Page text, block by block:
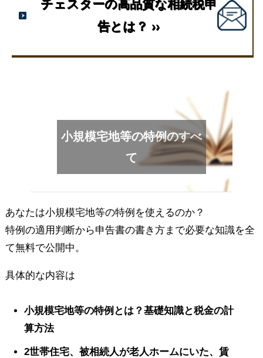
チェスターの高品質な相続税申
告とは？ ››
小規模宅地等の特例のすべ
て
あなたは小規模宅地等の特例を使えるのか？
特例の適用判断から申告書の書き方まで必要な知識を全
て無料で公開中。
具体的な内容は
小規模宅地等の特例とは？基礎知識と税金の計
算方法
2世帯住宅、被相続人が老人ホームにいた、賃